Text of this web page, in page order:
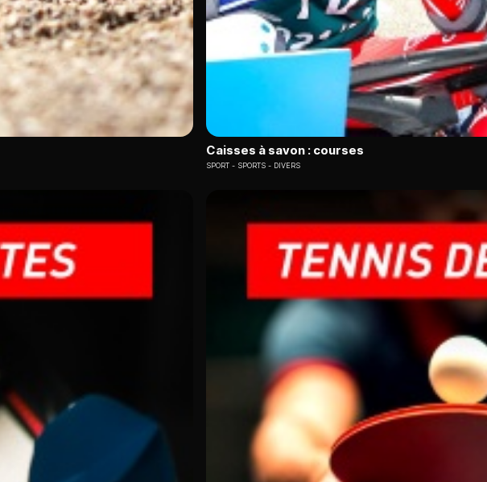
Caisses à savon : courses
SPORT SPORTS - DIVERS